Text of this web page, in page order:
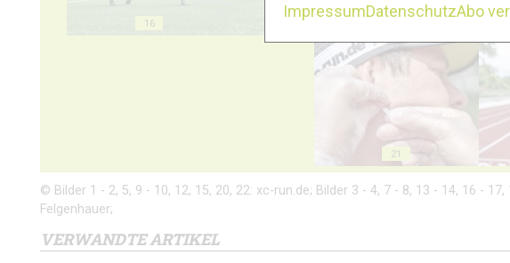
16
21
© Bilder 1 - 2, 5, 9 - 10, 12, 15, 20, 22: xc-run.de; Bilder 3 - 4, 7 - 8, 13 - 14, 16 -
Felgenhauer;
VERWANDTE ARTIKEL
ImpressumDatenschutzAbo